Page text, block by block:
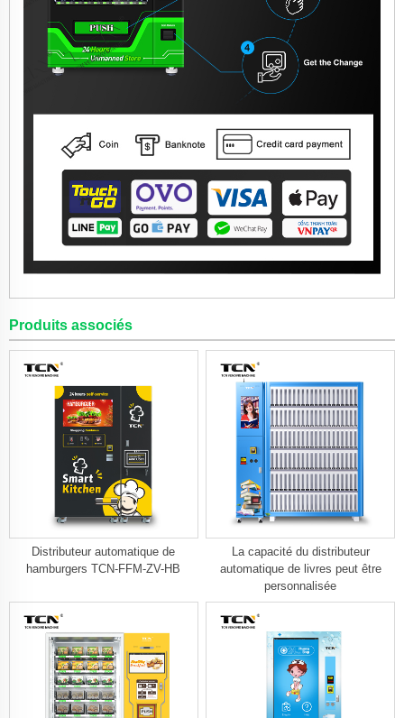
Produits associés
Distributeur automatique de
hamburgers TCN-FFM-ZV-HB
La capacité du distributeur
automatique de livres peut être
personnalisée